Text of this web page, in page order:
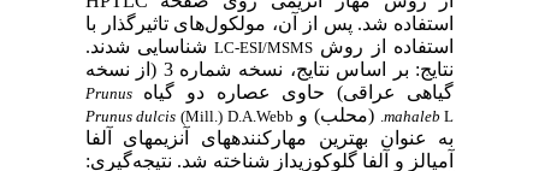
استفاده شد. پس از آن، مولکول‌های تاثیرگذار با
استفاده از روشLC-ESI/MSMS شناسایی شدند.
نتایج: بر اساس نتایج، نسخه شماره 3 (از نسخه
گیاهی عراقی) حاوی عصاره دو گیاهPrunus
mahaleb L. (محلب) و Prunus dulcis (Mill.) D.A.Webb
به عنوان بهترین مهارکنندههای آنزیمهای آلفا
آمیالز و آلفا گلوکوزیداز شناخته شد. نتیجه‌گیری: